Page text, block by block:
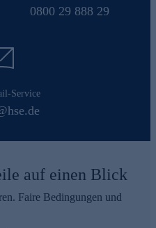
0800 29 888 29
Service
auf einen Blick
Faire Bedingungen und